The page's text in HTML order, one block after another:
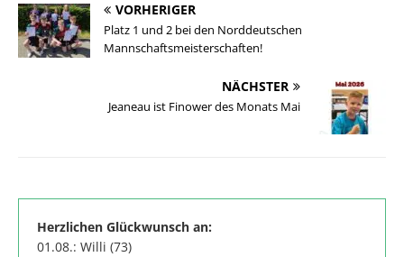
VORHERIGER
Platz 1 und 2 bei den Norddeutschen
Mannschaftsmeisterschaften!
NÄCHSTER
Jeaneau ist Finower des Monats Mai
Herzlichen Glückwunsch an:
01.08.: Willi (73)